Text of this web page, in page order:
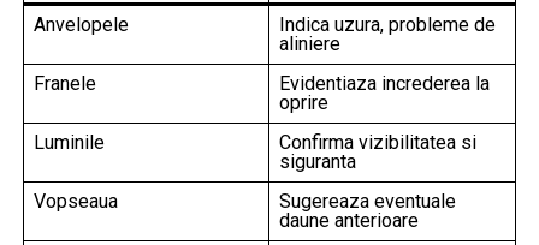
Anvelopele
Indica uzura, probleme de
aliniere
Franele
Evidentiaza increderea la
oprire
Luminile
Confirma vizibilitatea si
siguranta
Vopseaua
Sugereaza eventuale
daune anterioare